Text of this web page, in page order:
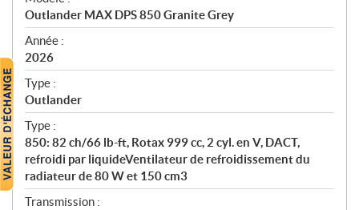
c
i
f
i
c
a
t
i
o
n
s
Outlander MAX DPS 850 Granite Grey
Année :
2026
Type :
Outlander
Type :
850: 82 ch/66 lb-ft, Rotax 999 cc, 2 cyl. en V, DACT,
refroidi par liquideVentilateur de refroidissement du
radiateur de 80 W et 150 cm3
Transmission :